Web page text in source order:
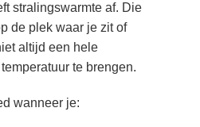
stralingswarmte af. Die
de plek waar je zit of
altijd een hele
te brengen.
wanneer je: